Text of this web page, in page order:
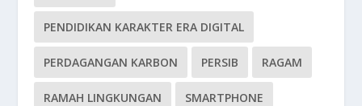
PENDIDIKAN KARAKTER ERA DIGITAL
PERDAGANGAN KARBON PERSIB RAGAM
RAMAH LINGKUNGAN SMARTPHONE